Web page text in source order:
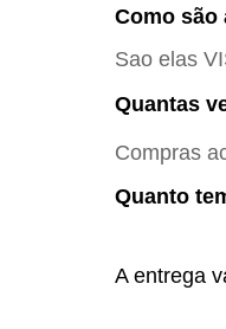
Como são
Sao elas
Quantas
Compras
Quanto
A entrega